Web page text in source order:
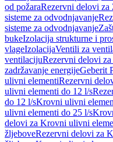
od požaraRezervni delovi za
sisteme za odvodnjavanje
sisteme za odvodnjavanje
bukeIzolacija strukturne i
vlageIzolacijaVentili za
ventilacijuRezervni delovi
zadržavanje energijeGeberit
ulivni elementiRezervni
ulivni elementi do 12 l/s
do 12 l/sKrovni ulivni
ulivni elementi do 25 l/s
delovi za Krovni ulivni
žljeboveRezervni delovi za